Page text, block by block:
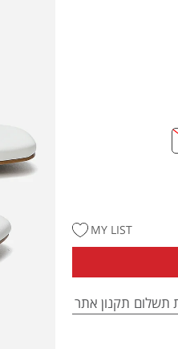
MY LIST
תשלום תקנון אתר